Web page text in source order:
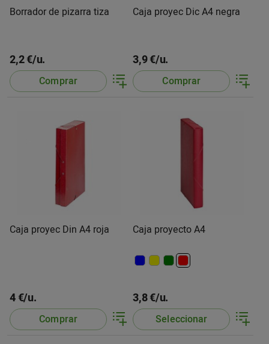
Borrador de pizarra tiza
2,2 €/u.
Comprar
Caja proyec Dic A4 negra
3,9 €/u.
Comprar
Caja proyec Din A4 roja
4 €/u.
Comprar
Caja proyecto A4
3,8 €/u.
Seleccionar